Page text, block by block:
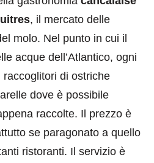
, il mercato delle
molo. Nel punto in cui il
acque dell’Atlantico, ogni
di ostriche
dove è possibile
raccolte. Il prezzo è
se paragonato a quello
ristoranti. Il servizio è